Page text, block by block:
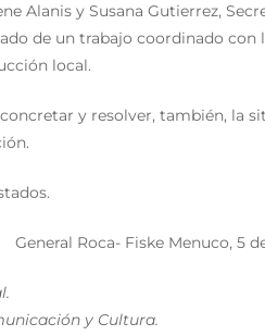
Alanis y Susana Gutierrez,
de un trabajo coordinado con
local.
y resolver, también, la
General Roca- Fiske Menuco, 5
y Cultura.